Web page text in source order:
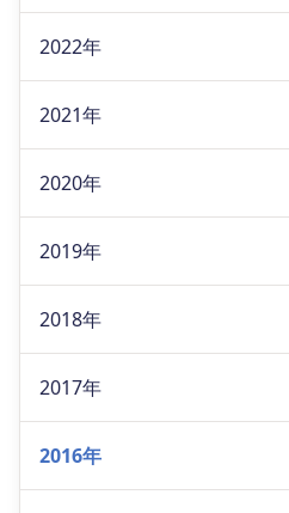
2022年
2021年
2020年
2019年
2018年
2017年
2016年